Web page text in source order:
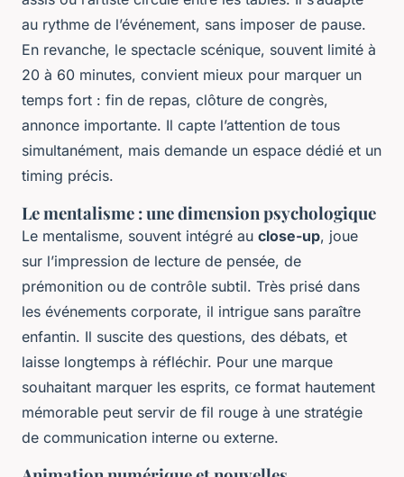
au rythme de l’événement, sans imposer de pause.
En revanche, le spectacle scénique, souvent limité à
20 à 60 minutes, convient mieux pour marquer un
temps fort : fin de repas, clôture de congrès,
annonce importante. Il capte l’attention de tous
simultanément, mais demande un espace dédié et un
timing précis.
Le mentalisme : une dimension psychologique
Le mentalisme, souvent intégré au close-up, joue
sur l’impression de lecture de pensée, de
prémonition ou de contrôle subtil. Très prisé dans
les événements corporate, il intrigue sans paraître
enfantin. Il suscite des questions, des débats, et
laisse longtemps à réfléchir. Pour une marque
souhaitant marquer les esprits, ce format hautement
mémorable peut servir de fil rouge à une stratégie
de communication interne ou externe.